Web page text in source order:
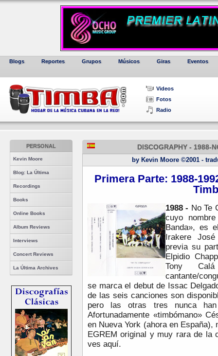
Blogs Reportes Grupos Músicos Giras Eventos
Videos
Fotos
Radio
PERSONAL
Kevin Moore
Blog: La Última
Recordings
Books
Online Books
Album Reviews
Interviews
Concert Reviews
La Última Archives
DISCOGRAPHY - 1988-
by Kevin Moore ©2001 -
Primera Parte: 1988-
1988 - No Te
cuyo
Banda», es
Irakere
previa su
Elpidio
Tony
cantante/
se marca el debut de Issac
de las seis canciones son
pero las otras tres nunca
Afortunadamente «timbómano»
en Nueva York (ahora en España),
EGREM original y muy rara de la
ves aquí.